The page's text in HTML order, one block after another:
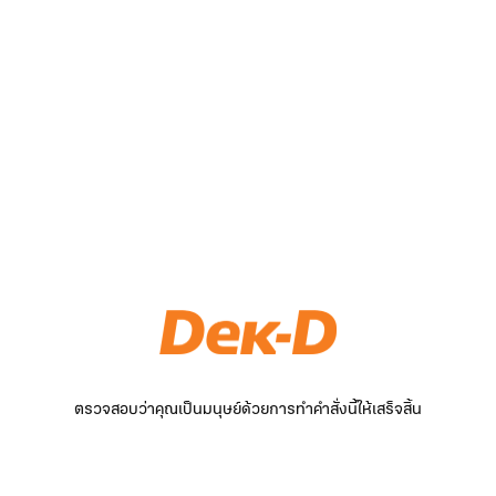
ตรวจสอบว่าคุณเป็นมนุษย์ด้วยการทำคำสั่งนี้ให้เสร็จสิ้น